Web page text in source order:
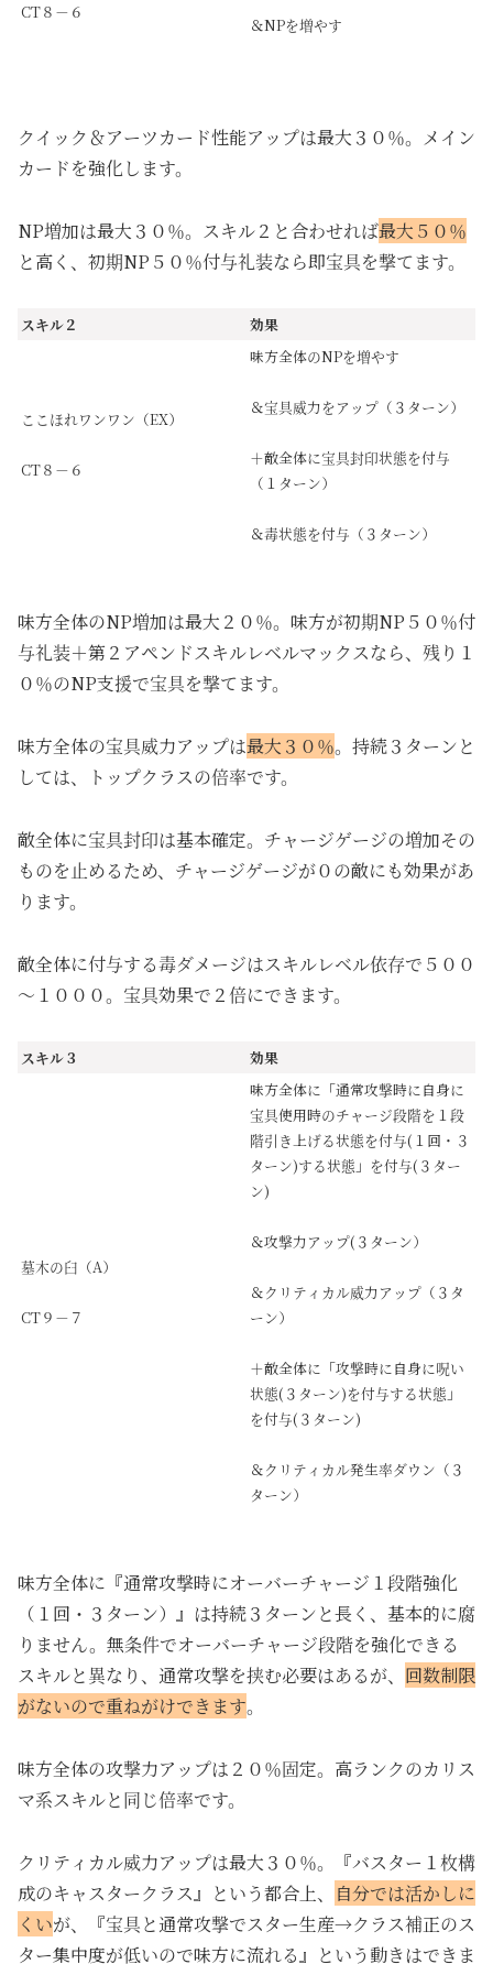
CT８－６
＆NPを増やす
クイック＆アーツカード性能アップは最大３０％。メイン
カードを強化します。
NP増加は最大３０％。スキル２と合わせれば最大５０％
と高く、初期NP５０％付与礼装なら即宝具を撃てます。
スキル２ 効果
ここほれワンワン（EX）
CT８－６
味方全体のNPを増やす
＆宝具威力をアップ（３ターン）
＋敵全体に宝具封印状態を付与
（１ターン）
＆毒状態を付与（３ターン）
味方全体のNP増加は最大２０％。味方が初期NP５０％付
与礼装＋第２アペンドスキルレベルマックスなら、残り１
０％のNP支援で宝具を撃てます。
味方全体の宝具威力アップは最大３０％。持続３ターンと
しては、トップクラスの倍率です。
敵全体に宝具封印は基本確定。チャージゲージの増加その
ものを止めるため、チャージゲージが０の敵にも効果があ
ります。
敵全体に付与する毒ダメージはスキルレベル依存で５００
～１０００。宝具効果で２倍にできます。
スキル３ 効果
墓木の臼（A）
CT９－７
味方全体に「通常攻撃時に自身に
宝具使用時のチャージ段階を１段
階引き上げる状態を付与(１回・３
ターン)する状態」を付与(３ター
ン)
＆攻撃力アップ(３ターン）
＆クリティカル威力アップ（３タ
ーン）
＋敵全体に「攻撃時に自身に呪い
状態(３ターン)を付与する状態」
を付与(３ターン)
＆クリティカル発生率ダウン（３
ターン）
味方全体に『通常攻撃時にオーバーチャージ１段階強化
（１回・３ターン）』は持続３ターンと長く、基本的に腐
りません。無条件でオーバーチャージ段階を強化できる
スキルと異なり、通常攻撃を挟む必要はあるが、 回数制限
がないので重ねがけできます。
味方全体の攻撃力アップは２０％固定。高ランクのカリス
マ系スキルと同じ倍率です。
クリティカル威力アップは最大３０％。『バスター１枚構
成のキャスタークラス』という都合上、
自分では活かしに
くいが、『宝具と通常攻撃でスター生産→クラス補正のス
ター集中度が低いので味方に流れる』という動きはできま